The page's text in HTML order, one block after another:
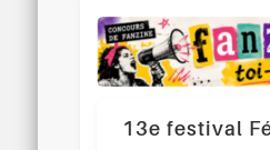
13e festival